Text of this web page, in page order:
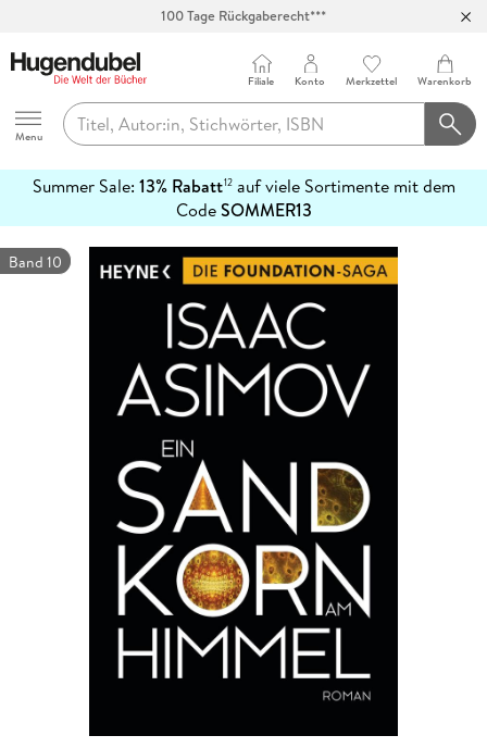
100 Tage Rückgaberecht***
Hugendubel
Menu
Filiale Konto Merkzettel Warenkorb
Summer Sale: 13% Rabatt12auf viele Sortimente mit dem
CodeSOMMER13
erfahren
Band 10